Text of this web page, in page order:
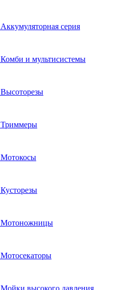
Аккумуляторная серия
Комби и мультисистемы
Высоторезы
Триммеры
Мотокосы
Кусторезы
Мотоножницы
Мотосекаторы
Мойки высокого давления